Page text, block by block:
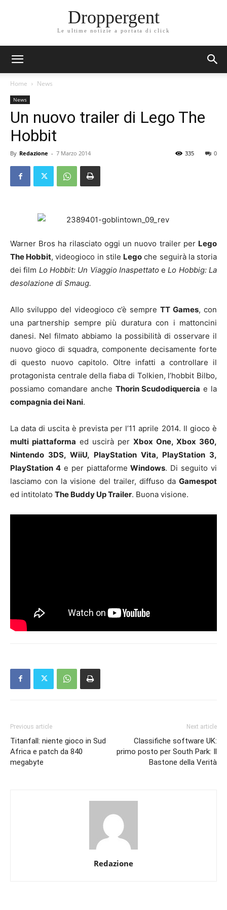
Droppergent
Le ultime notizie a portata di click
Home News
News
Un nuovo trailer di Lego The
Hobbit
By Redazione - 7 Marzo 2014 0
335
Warner Bros ha rilasciato oggi un nuovo trailer per Lego
The Hobbit, videogioco in stile Lego che seguirà la storia
dei film Lo Hobbit: Un Viaggio Inaspettatoe Lo Hobbig: La
desolazione di Smaug.
Allo sviluppo del videogioco c’è sempre TT Games, con
una partnership sempre più duratura con i mattoncini
danesi. Nel filmato abbiamo la possibilità di osservare il
nuovo gioco di squadra, componente decisamente forte
di questo nuovo capitolo. Oltre infatti a controllare il
protagonista centrale della fiaba di Tolkien, l’hobbit Bilbo,
possiamo comandare anche Thorin Scudodiquercia e la
compagnia dei Nani.
La data di uscita è prevista per l’11 aprile 2014. Il gioco è
multi piattaforma ed uscirà per Xbox One, Xbox 360,
Nintendo 3DS, WiiU, PlayStation Vita, PlayStation 3,
PlayStation 4e per piattaformeWindows. Di seguito vi
lasciamo con la visione del trailer, diffuso da Gamespot
ed intitolato The Buddy Up Trailer. Buona visione.
Previous article
Titanfall: niente gioco in Sud
Africa e patch da 840
megabyte
Next article
Classifiche software UK:
primo posto per South Park: Il
Bastone della Verità
Redazione